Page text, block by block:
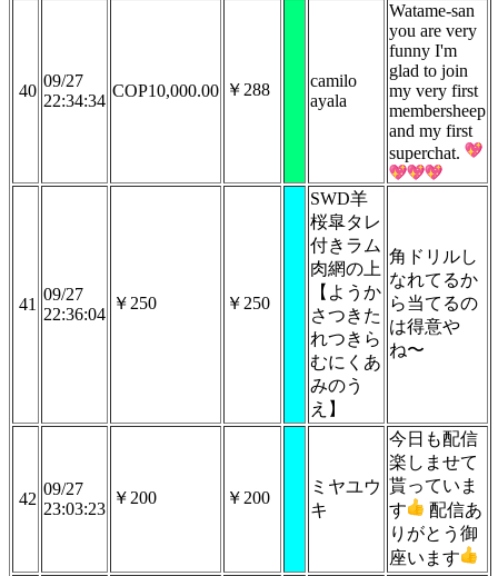
40
09/27
22:34:34
COP10,000.00 ￥288
camilo
ayala
Watame-san
you are very
funny I'm
glad to join
my very first
membersheep
and my first
superchat.
41
09/27
22:36:04
￥250 ￥250
SWD羊
桜皐タレ
付きラム
肉網の上
【ようか
さつきた
れつきら
むにくあ
みのう
え】
角ドリルし
なれてるか
ら当てるの
は得意や
ね〜
42
09/27
23:03:23
￥200 ￥200
ミヤユウ
キ
今日も配信
楽しませて
貰っていま
す
配信あ
りがとう御
座います